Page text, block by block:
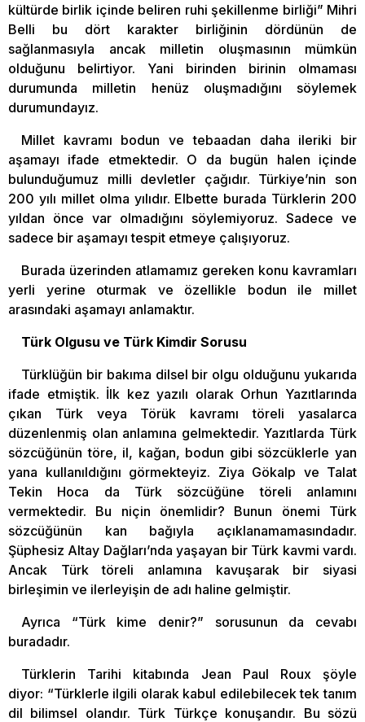
kültürde birlik içinde beliren ruhi şekillenme birliği” Mihri
Belli bu dört karakter birliğinin dördünün de
sağlanmasıyla ancak milletin oluşmasının mümkün
olduğunu belirtiyor. Yani birinden birinin olmaması
durumunda milletin henüz oluşmadığını söylemek
durumundayız.
Millet kavramı bodun ve tebaadan daha ileriki bir
aşamayı ifade etmektedir. O da bugün halen içinde
bulunduğumuz milli devletler çağıdır. Türkiye’nin son
200 yılı millet olma yılıdır. Elbette burada Türklerin 200
yıldan önce var olmadığını söylemiyoruz. Sadece ve
sadece bir aşamayı tespit etmeye çalışıyoruz.
Burada üzerinden atlamamız gereken konu kavramları
yerli yerine oturmak ve özellikle bodun ile millet
arasındaki aşamayı anlamaktır.
Türk Olgusu ve Türk Kimdir Sorusu
Türklüğün bir bakıma dilsel bir olgu olduğunu yukarıda
ifade etmiştik. İlk kez yazılı olarak Orhun Yazıtlarında
çıkan Türk veya Törük kavramı töreli yasalarca
düzenlenmiş olan anlamına gelmektedir. Yazıtlarda Türk
sözcüğünün töre, il, kağan, bodun gibi sözcüklerle yan
yana kullanıldığını görmekteyiz. Ziya Gökalp ve Talat
Tekin Hoca da Türk sözcüğüne töreli anlamını
vermektedir. Bu niçin önemlidir? Bunun önemi Türk
sözcüğünün kan bağıyla açıklanamamasındadır.
Şüphesiz Altay Dağları’nda yaşayan bir Türk kavmi vardı.
Ancak Türk töreli anlamına kavuşarak bir siyasi
birleşimin ve ilerleyişin de adı haline gelmiştir.
Ayrıca “Türk kime denir?” sorusunun da cevabı
buradadır.
Türklerin Tarihi kitabında Jean Paul Roux şöyle
diyor: “Türklerle ilgili olarak kabul edilebilecek tek tanım
dil bilimsel olandır. Türk Türkçe konuşandır. Bu sözü